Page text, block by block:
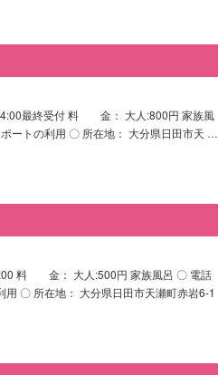
最終受付 料 金： 大人:800円 家族風
ートの利用 〇 所在地： 大分県日田市天 …
料 金： 大人:500円 家族風呂 〇 電話
〇 所在地： 大分県日田市天瀬町赤岩6-1